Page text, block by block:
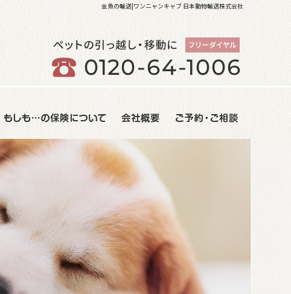
金魚の輸送|ワンニャンキャブ 日本動物輸送株式会社